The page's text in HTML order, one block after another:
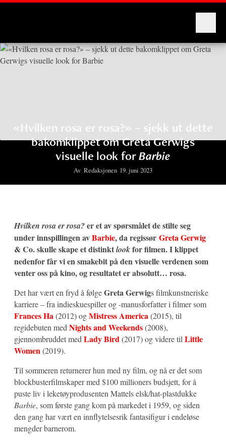
«Hvilken rosa er rosa?» – sjekk ut dette
bakomklippet om Greta Gerwigs
visuelle look forBarbie
Av Redaksjonen 19. juni 2023
Hvilken rosa er rosa?er et av spørsmålet de stilte seg
under innspillingen avBarbie, da regissør Greta Gerwig
& Co. skulle skape et distinktlookfor filmen. I klippet
nedenfor får vi en smakebit på den visuelle verdenen som
venter oss på kino, og resultatet er absolutt… rosa.
Det har vært en fryd å følgeGreta Gerwigs filmkunstneriske
karriere – fra indieskuespiller og -manusforfatter i filmer som
Frances Ha(2012) ogMistress America(2015), til
regidebuten medNights and Weekends(2008),
gjennombruddet medLady Bird(2017) og videre tilLittle
Women(2019).
Til sommeren returnerer hun med ny film, og nå er det som
blockbusterfilmskaper med $100 millioners budsjett, for å
puste liv i leketøyprodusenten Mattels elsk/hat-plastdukke
Barbie, som første gang kom på markedet i 1959, og siden
den gang har vært en innflytelsesrik fantasifigur i endeløse
mengder barnerom.